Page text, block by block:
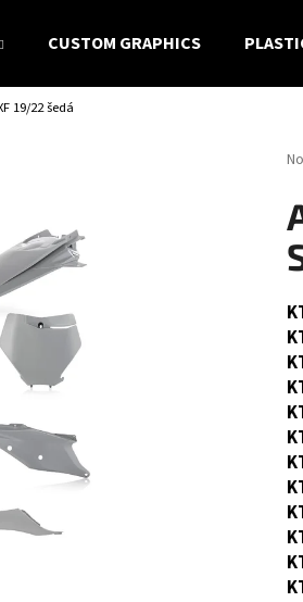
CUSTOM GRAPHICS
19/22 šedá
is
of
5
What are you looking